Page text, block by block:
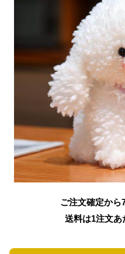
ご注文確定から
送料は1注文あ